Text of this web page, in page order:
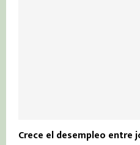
Crece el desempleo entre